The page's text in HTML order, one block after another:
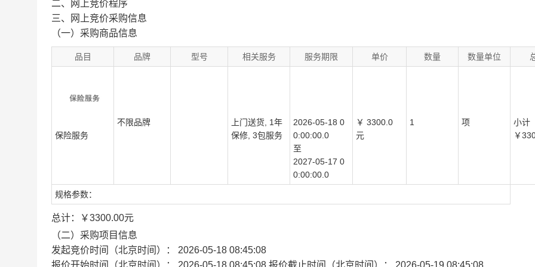
二、网上竞价程序
三、网上竞价采购信息
（一）采购商品信息
品目 品牌 型号 相关服务 服务期限 单价 数量 数量单位
保险服务
不限品牌
上门送货, 1年
保修, 3包服务
2026-05-18 0
0:00:00.0
至
2027-05-17 0
0:00:00.0
￥ 3300.0
元
1 项
小计
￥
规格参数：
总计： ￥3300.00元
（二）采购项目信息
发起竞价时间（北京时间）： 2026-05-18 08:45:08
报价开始时间（北京时间）： 2026-05-18 08:45:08 报价截止时间（北京时间）： 2026-05-19 08:45:08